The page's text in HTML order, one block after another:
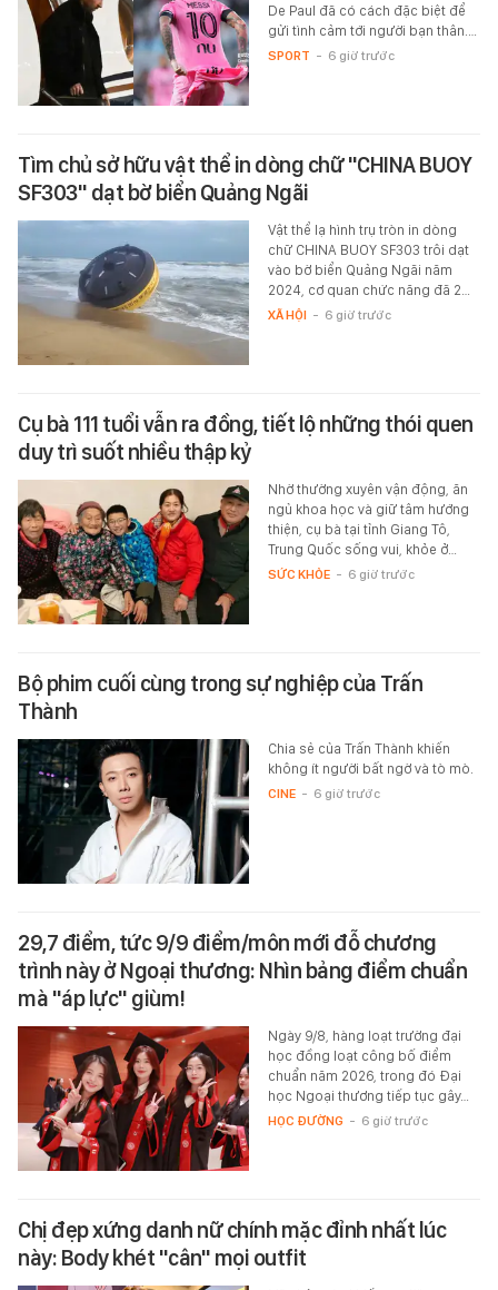
De Paul đã có cách đặc biệt để
gửi tình cảm tới người bạn thân.…
SPORT - 6 giờ trước
Tìm chủ sở hữu vật thể in dòng chữ "CHINA BUOY
SF303" dạt bờ biển Quảng Ngãi
Vật thể lạ hình trụ tròn in dòng
chữ CHINA BUOY SF303 trôi dạt
vào bờ biển Quảng Ngãi năm
2024, cơ quan chức năng đã 2…
XÃ HỘI - 6 giờ trước
Cụ bà 111 tuổi vẫn ra đồng, tiết lộ những thói quen
duy trì suốt nhiều thập kỷ
Nhờ thường xuyên vận động, ăn
ngủ khoa học và giữ tâm hướng
thiện, cụ bà tại tỉnh Giang Tô,
Trung Quốc sống vui, khỏe ở…
SỨC KHỎE - 6 giờ trước
Bộ phim cuối cùng trong sự nghiệp của Trấn
Thành
Chia sẻ của Trấn Thành khiến
không ít người bất ngờ và tò mò.
CINE - 6 giờ trước
29,7 điểm, tức 9/9 điểm/môn mới đỗ chương
trình này ở Ngoại thương: Nhìn bảng điểm chuẩn
mà "áp lực" giùm!
Ngày 9/8, hàng loạt trường đại
học đồng loạt công bố điểm
chuẩn năm 2026, trong đó Đại
học Ngoại thương tiếp tục gây…
HỌC ĐƯỜNG - 6 giờ trước
Chị đẹp xứng danh nữ chính mặc đỉnh nhất lúc
này: Body khét "cân" mọi outfit